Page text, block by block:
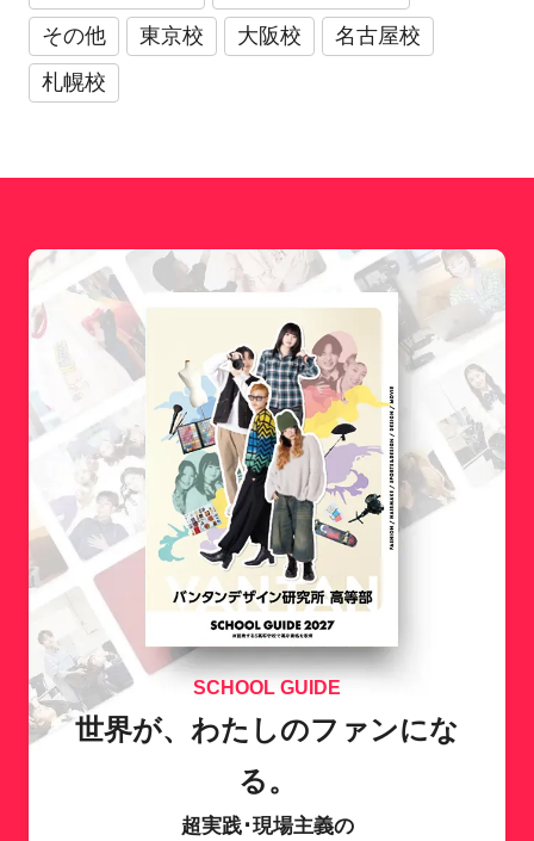
その他
東京校 大阪校
名古屋校
札幌校
SCHOOL GUIDE
世界が、わたしのファンにな
る。
超実践･現場主義の